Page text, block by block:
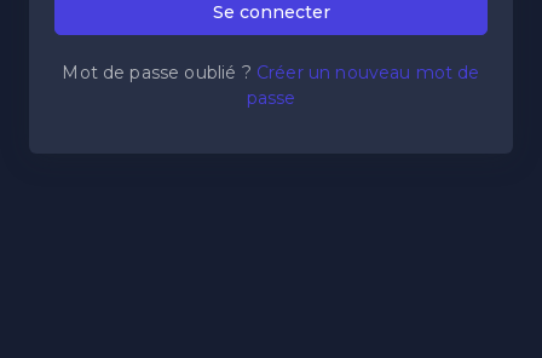
Se connecter
Mot de passe oublié ? Créer un nouveau mot de
passe